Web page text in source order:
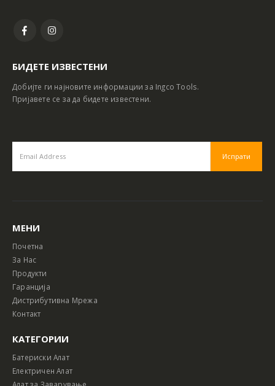
БИДЕТЕ ИЗВЕСТЕНИ
Добијте ги најновите информации за Ingco Tools.
Пријавете се за да бидете известени.
МЕНИ
Почетна
За Нас
Продукти
Гаранција
Дистрибутивна Мрежа
Контакт
КАТЕГОРИИ
Батериски Алат
Електричен Алат